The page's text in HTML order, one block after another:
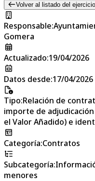
Volver al listado del
Responsable:
Gomera
Actualizado:19/04/2026
Datos desde:17/04/2026
Tipo:Relación de
importe de
el Valor Añadido) e
Categoría:Contratos
Subcategoría:
menores